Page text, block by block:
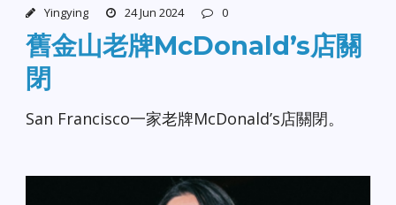
Yingying 24 Jun 2024 0
舊金山老牌McDonald’s店關
閉
San Francisco一家老牌McDonald’s店關閉。